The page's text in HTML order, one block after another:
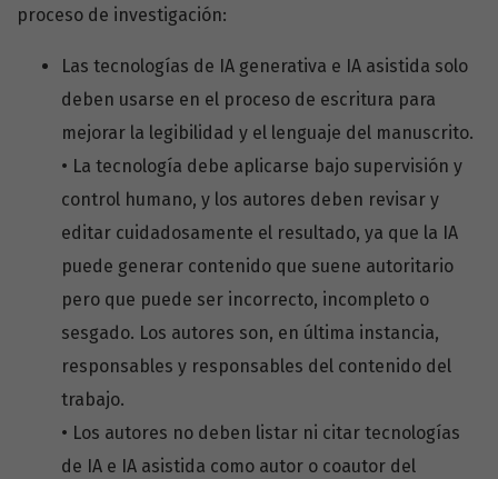
proceso de investigación:
Las tecnologías de IA generativa e IA asistida solo
deben usarse en el proceso de escritura para
mejorar la legibilidad y el lenguaje del manuscrito.
• La tecnología debe aplicarse bajo supervisión y
control humano, y los autores deben revisar y
editar cuidadosamente el resultado, ya que la IA
puede generar contenido que suene autoritario
pero que puede ser incorrecto, incompleto o
sesgado. Los autores son, en última instancia,
responsables y responsables del contenido del
trabajo.
• Los autores no deben listar ni citar tecnologías
de IA e IA asistida como autor o coautor del